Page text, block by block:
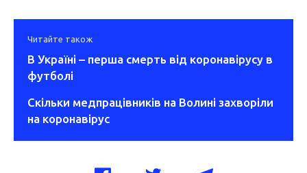
Читайте також
В Україні – перша смерть від коронавірусу в
футболі
Скільки медпрацівників на Волині захворіли
на коронавірус